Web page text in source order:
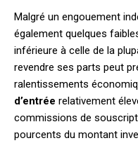
Malgré un engouement
également quelques
inférieure à celle de la
revendre ses parts peut
ralentissements
d’entrée relativement
commissions de
pourcents du montant